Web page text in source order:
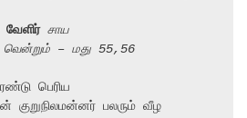
வேளிர் சாய
வென்றும் – மது 55,56
பெரிய
குறுநிலமன்னர் பலரும் வீழ